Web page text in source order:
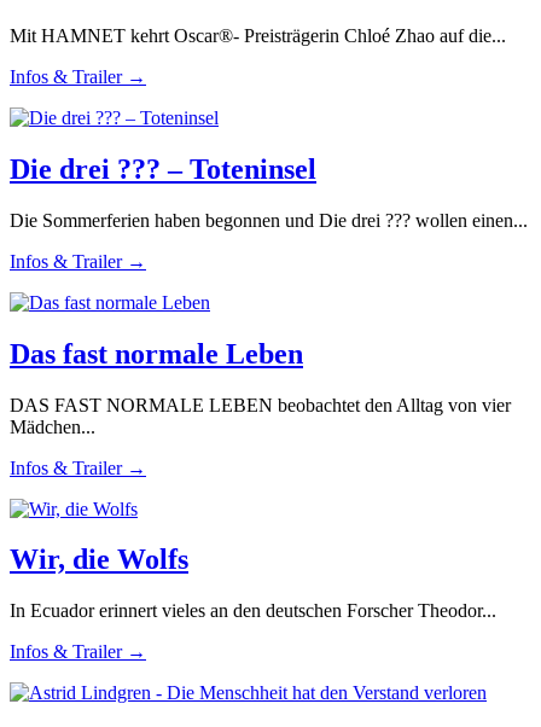
Mit HAMNET kehrt Oscar®- Preisträgerin Chloé Zhao auf die...
Infos & Trailer →
Die drei ??? – Toteninsel
Die Sommerferien haben begonnen und Die drei ??? wollen einen...
Infos & Trailer →
Das fast normale Leben
DAS FAST NORMALE LEBEN beobachtet den Alltag von vier
Mädchen...
Infos & Trailer →
Wir, die Wolfs
In Ecuador erinnert vieles an den deutschen Forscher Theodor...
Infos & Trailer →